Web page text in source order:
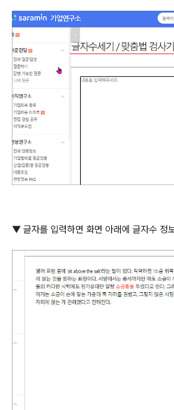
▼ 글자를 입력하면 화면 아래에 글자수 정